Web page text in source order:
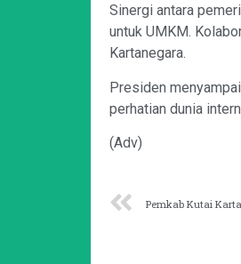
Sinergi antara
untuk UMKM.
Kartanegara.
Presiden
perhatian dunia
(Adv)